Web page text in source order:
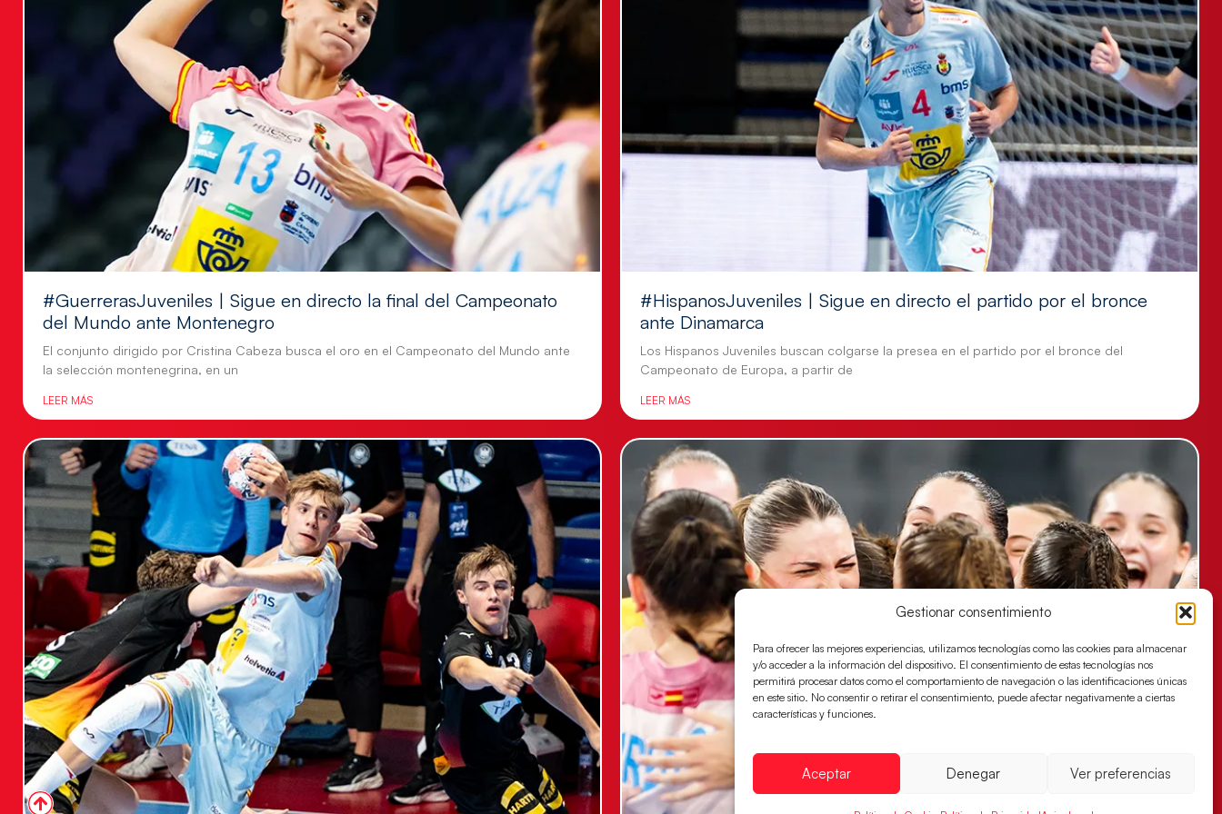
Gestionar consentimiento
Para ofrecer las mejores experiencias, utilizamos tecnologías como las cookies para almacenar
y/o acceder a la información del dispositivo. El consentimiento de estas tecnologías nos
permitirá procesar datos como el comportamiento de navegación o las identificaciones únicas
en este sitio. No consentir o retirar el consentimiento, puede afectar negativamente a ciertas
características y funciones.
Aceptar Denegar Ver preferencias
#GuerrerasJuveniles | Sigue en directo la final del Campeonato
del Mundo ante Montenegro
El conjunto dirigido por Cristina Cabeza busca el oro en el Campeonato del Mundo ante
la selección montenegrina, en un
LEER MÁS
#HispanosJuveniles | Sigue en directo el partido por el bronce
ante Dinamarca
Los Hispanos Juveniles buscan colgarse la presea en el partido por el bronce del
Campeonato de Europa, a partir de
LEER MÁS